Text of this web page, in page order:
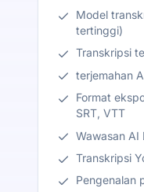
Model
tertinggi)
Transkripsi
terjemahan
Format
SRT, VTT
Wawasan
Transkripsi
Pengenalan